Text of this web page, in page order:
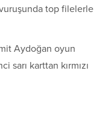
vuruşunda top filelerle
Aydoğan oyun
sarı karttan kırmızı